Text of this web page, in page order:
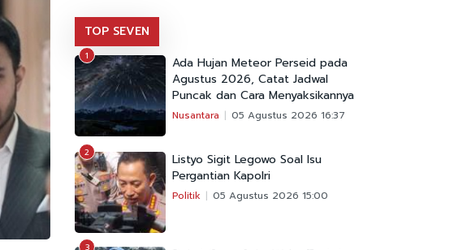
TOP SEVEN
1
Ada Hujan Meteor Perseid pada
Agustus 2026, Catat Jadwal
Puncak dan Cara Menyaksikannya
Nusantara 05 Agustus 2026 16:37
2
Listyo Sigit Legowo Soal Isu
Pergantian Kapolri
Politik 05 Agustus 2026 15:00
3